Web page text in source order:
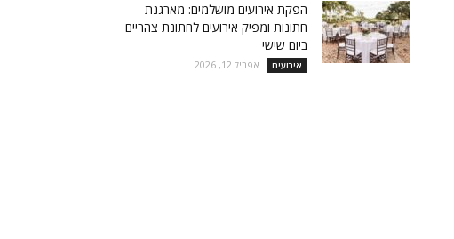
הפקת אירועים מושלמים: מארגנת
חתונות ומפיק אירועים לחתונת צהריים
ביום שישי
אירועים אפריל 12, 2026